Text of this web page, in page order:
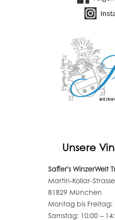
Unsere
Saffer's WinzerWelt
Martin-Kollar-
81829 München
Montag bis Freitag:
Samstag: 10:00 –